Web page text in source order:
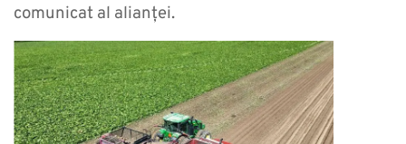
comunicat al alianței.